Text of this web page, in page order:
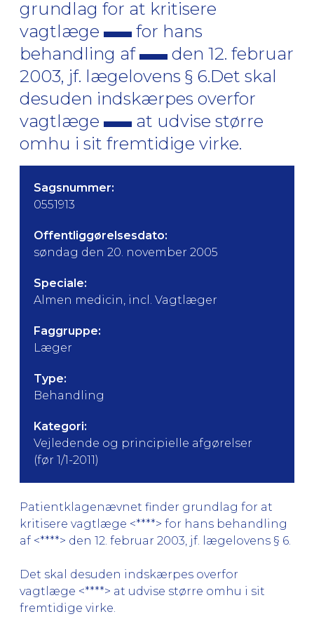
grundlag for at kritisere
vagtlæge
for hans
behandling af
den 12. februar
2003, jf. lægelovens § 6.Det skal
desuden indskærpes overfor
vagtlæge
at udvise større
omhu i sit fremtidige virke.
Sagsnummer:
0551913
Offentliggørelsesdato:
søndag den 20. november 2005
Speciale:
Almen medicin, incl. Vagtlæger
Faggruppe:
Læger
Type:
Behandling
Kategori:
Vejledende og principielle afgørelser
(før 1/1-2011)
Patientklagenævnet finder grundlag for at
kritisere vagtlæge <****> for hans behandling
af <****> den 12. februar 2003, jf. lægelovens § 6.
Det skal desuden indskærpes overfor
vagtlæge <****> at udvise større omhu i sit
fremtidige virke.